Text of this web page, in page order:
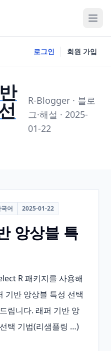
로그인 회원 가입
R-Blogger · 블로
그·해설 · 2025-
01-22
어 2025-01-22
앙상블 특
R 패키지를 사용해
기반 앙상블 특성 선택
립니다. 래퍼 기반 앙
택 기법(리샘플링 …)